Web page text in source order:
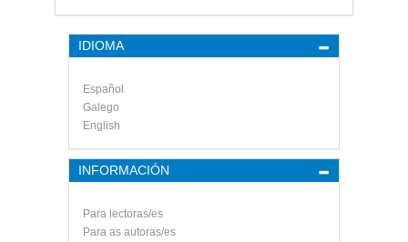
IDIOMA
Español
Galego
English
INFORMACIÓN
Para lectoras/es
Para as autoras/es